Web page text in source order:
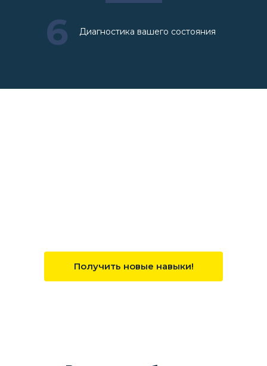
6 Диагностика вашего состояния
Получить новые навыки!